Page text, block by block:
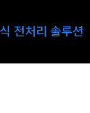
전처리 솔루션